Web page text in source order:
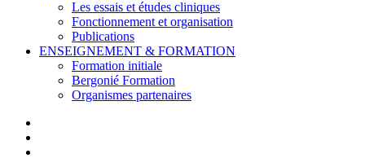
Les essais et études cliniques
Fonctionnement et organisation
Publications
ENSEIGNEMENT & FORMATION
Formation initiale
Bergonié Formation
Organismes partenaires